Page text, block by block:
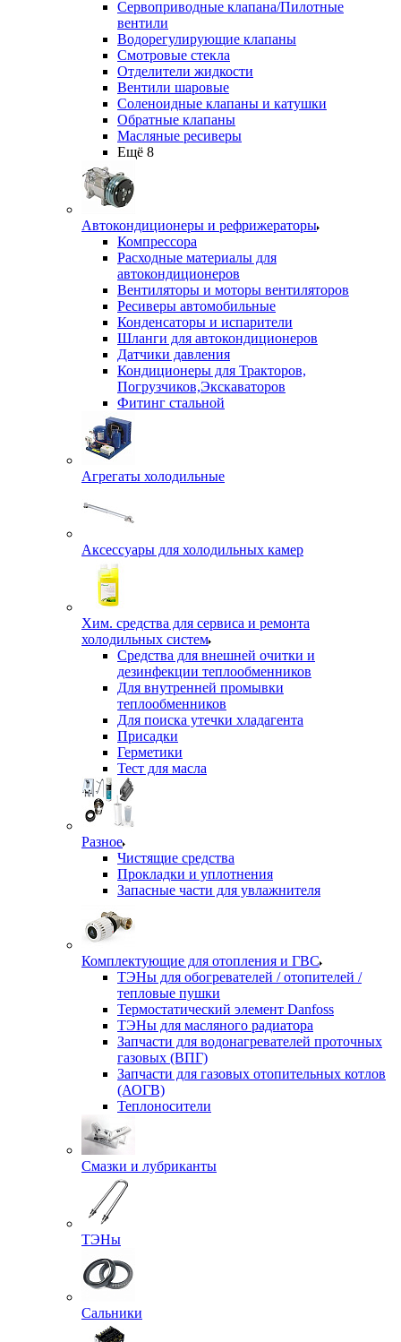
Сервоприводные клапана/Пилотные
вентили
Водорегулирующие клапаны
Смотровые стекла
Отделители жидкости
Вентили шаровые
Соленоидные клапаны и катушки
Обратные клапаны
Масляные ресиверы
Ещё 8
Автокондиционеры и рефрижераторы
Компрессора
Расходные материалы для
автокондиционеров
Вентиляторы и моторы вентиляторов
Ресиверы автомобильные
Конденсаторы и испарители
Шланги для автокондиционеров
Датчики давления
Кондиционеры для Тракторов,
Погрузчиков,Экскаваторов
Фитинг стальной
Агрегаты холодильные
Аксессуары для холодильных камер
Хим. средства для сервиса и ремонта
холодильных систем
Средства для внешней очитки и
дезинфекции теплообменников
Для внутренней промывки
теплообменников
Для поиска утечки хладагента
Присадки
Герметики
Тест для масла
Разное
Чистящие средства
Прокладки и уплотнения
Запасные части для увлажнителя
Комплектующие для отопления и ГВС
ТЭНы для обогревателей / отопителей /
тепловые пушки
Термостатический элемент Danfoss
ТЭНы для масляного радиатора
Запчасти для водонагревателей проточных
газовых (ВПГ)
Запчасти для газовых отопительных котлов
(АОГВ)
Теплоносители
Смазки и лубриканты
ТЭНы
Сальники